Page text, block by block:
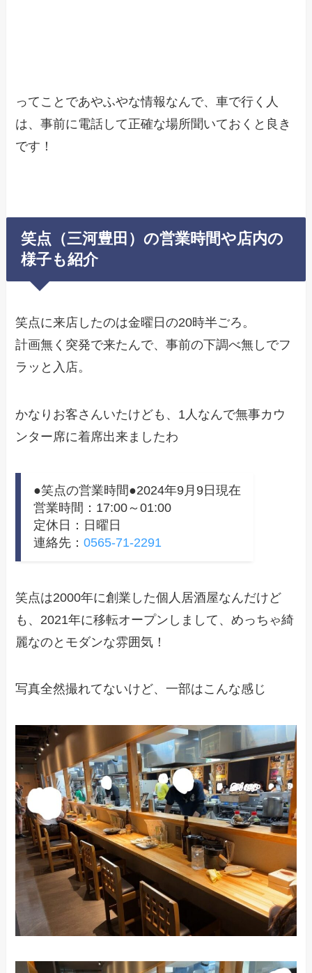
ってことであやふやな情報なんで、車で行く人
は、事前に電話して正確な場所聞いておくと良き
です！
笑点（三河豊田）の営業時間や店内の
様子も紹介
笑点に来店したのは金曜日の20時半ごろ。
計画無く突発で来たんで、事前の下調べ無しでフ
ラッと入店。
かなりお客さんいたけども、1人なんで無事カウ
ンター席に着席出来ましたわ
●笑点の営業時間●2024年9月9日現在
営業時間：17:00～01:00
定休日：日曜日
連絡先：0565-71-2291
笑点は2000年に創業した個人居酒屋なんだけど
も、2021年に移転オープンしまして、めっちゃ綺
麗なのとモダンな雰囲気！
写真全然撮れてないけど、一部はこんな感じ